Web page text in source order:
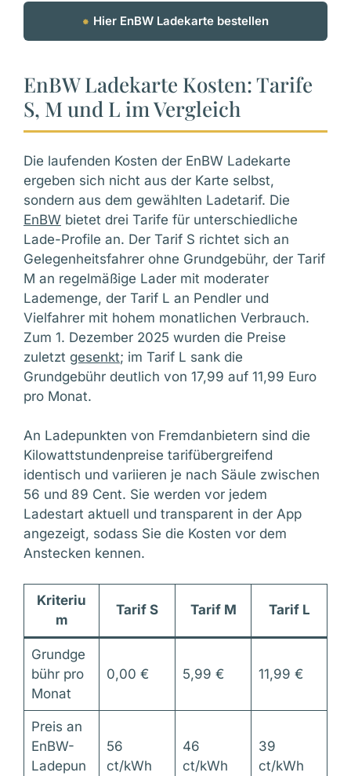
⁕ Hier EnBW Ladekarte bestellen
EnBW Ladekarte Kosten: Tarife
S, M und L im Vergleich
Die laufenden Kosten der EnBW Ladekarte
ergeben sich nicht aus der Karte selbst,
sondern aus dem gewählten Ladetarif. Die
EnBW bietet drei Tarife für unterschiedliche
Lade-Profile an. Der Tarif S richtet sich an
Gelegenheitsfahrer ohne Grundgebühr, der Tarif
M an regelmäßige Lader mit moderater
Lademenge, der Tarif L an Pendler und
Vielfahrer mit hohem monatlichen Verbrauch.
Zum 1. Dezember 2025 wurden die Preise
zuletzt gesenkt; im Tarif L sank die
Grundgebühr deutlich von 17,99 auf 11,99 Euro
pro Monat.
An Ladepunkten von Fremdanbietern sind die
Kilowattstundenpreise tarifübergreifend
identisch und variieren je nach Säule zwischen
56 und 89 Cent. Sie werden vor jedem
Ladestart aktuell und transparent in der App
angezeigt, sodass Sie die Kosten vor dem
Anstecken kennen.
Kriteriu
m
Tarif S Tarif M Tarif L
Grundge
bühr pro
Monat
0,00 € 5,99 € 11,99 €
Preis an
EnBW-
Ladepun
56
ct/kWh
46
ct/kWh
39
ct/kWh